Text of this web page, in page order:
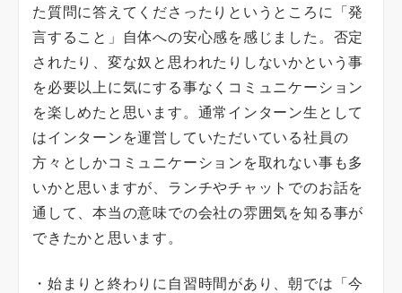
た質問に答えてくださったりというところに「発
言すること」自体への安心感を感じました。否定
されたり、変な奴と思われたりしないかという事
を必要以上に気にする事なくコミュニケーション
を楽しめたと思います。通常インターン生として
はインターンを運営していただいている社員の
方々としかコミュニケーションを取れない事も多
いかと思いますが、ランチやチャットでのお話を
通して、本当の意味での会社の雰囲気を知る事が
できたかと思います。
・始まりと終わりに自習時間があり、朝では「今